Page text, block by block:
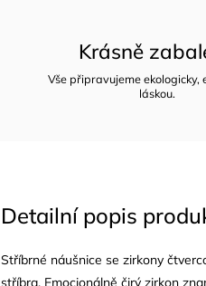
Krásně
Vše připravujeme ekologicky,
láskou.
Detailní popis
Stříbrné náušnice se zirkony
stříbra. Emocionálně čirý zirkon